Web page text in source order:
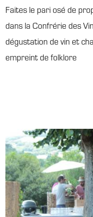
Faites le pari osé de
dans la Confrérie des
dégustation de vin et
empreint de folklore